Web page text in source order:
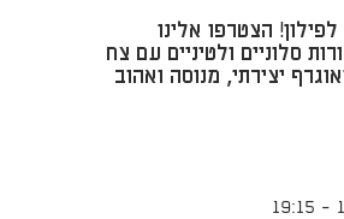
לפילון! הצטרפו אלינו
סלוניים ולטיניים עם צח
יצירתי, מנוסה ואהוב
-
19:15